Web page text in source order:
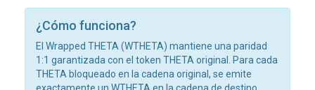
¿Cómo funciona?
El Wrapped THETA (WTHETA) mantiene una paridad
1:1 garantizada con el token THETA original. Para cada
THETA bloqueado en la cadena original, se emite